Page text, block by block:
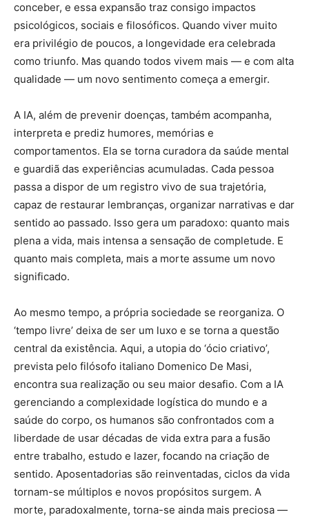
conceber, e essa expansão traz consigo impactos
psicológicos, sociais e filosóficos. Quando viver muito
era privilégio de poucos, a longevidade era celebrada
como triunfo. Mas quando todos vivem mais — e com alta
qualidade — um novo sentimento começa a emergir.
A IA, além de prevenir doenças, também acompanha,
interpreta e prediz humores, memórias e
comportamentos. Ela se torna curadora da saúde mental
e guardiã das experiências acumuladas. Cada pessoa
passa a dispor de um registro vivo de sua trajetória,
capaz de restaurar lembranças, organizar narrativas e dar
sentido ao passado. Isso gera um paradoxo: quanto mais
plena a vida, mais intensa a sensação de completude. E
quanto mais completa, mais a morte assume um novo
significado.
Ao mesmo tempo, a própria sociedade se reorganiza. O
‘tempo livre’ deixa de ser um luxo e se torna a questão
central da existência. Aqui, a utopia do ‘ócio criativo’,
prevista pelo filósofo italiano Domenico De Masi,
encontra sua realização ou seu maior desafio. Com a IA
gerenciando a complexidade logística do mundo e a
saúde do corpo, os humanos são confrontados com a
liberdade de usar décadas de vida extra para a fusão
entre trabalho, estudo e lazer, focando na criação de
sentido. Aposentadorias são reinventadas, ciclos da vida
tornam-se múltiplos e novos propósitos surgem. A
morte, paradoxalmente, torna-se ainda mais preciosa —